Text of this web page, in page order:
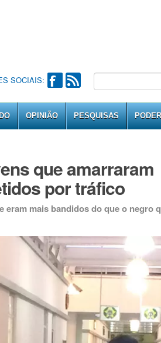
SOCIAIS:
OPINIÃO PESQUISAS PODER
que amarraram
por tráfico
eram mais bandidos do que o negro